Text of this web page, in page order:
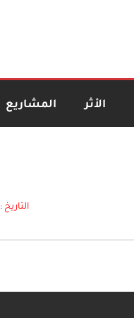
الأثر المشاريع
التاريخ :